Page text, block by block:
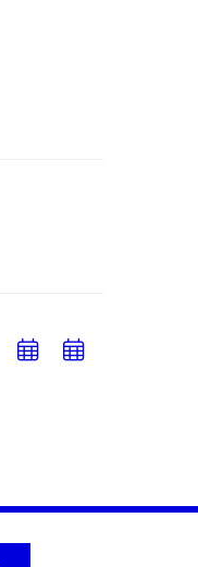
PřidatPřidat